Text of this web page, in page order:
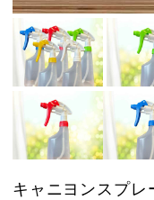
キャニヨンスプレ